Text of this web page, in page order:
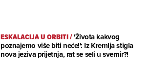
ESKALACIJA U ORBITI/'Života kakvog
poznajemo više biti neće!': Iz Kremlja stigla
nova jeziva prijetnja, rat se seli u svemir?!